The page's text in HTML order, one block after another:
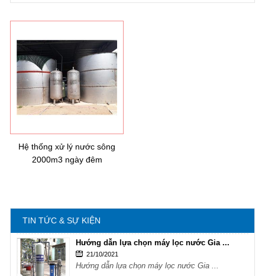
Hệ thống xử lý nước sông
2000m3 ngày đêm
TIN TỨC & SỰ KIỆN
Hướng dẫn lựa chọn máy lọc nước Gia ...
21/10/2021
Hướng dẫn lựa chọn máy lọc nước Gia ...
Ô nhiễm nguồn nước và vấn đề sức khỏe
Hướng dẫn lựa chọn máy lọc nước Gia ...
21/10/2021
Hướng dẫn lựa chọn máy lọc nước Gia ...